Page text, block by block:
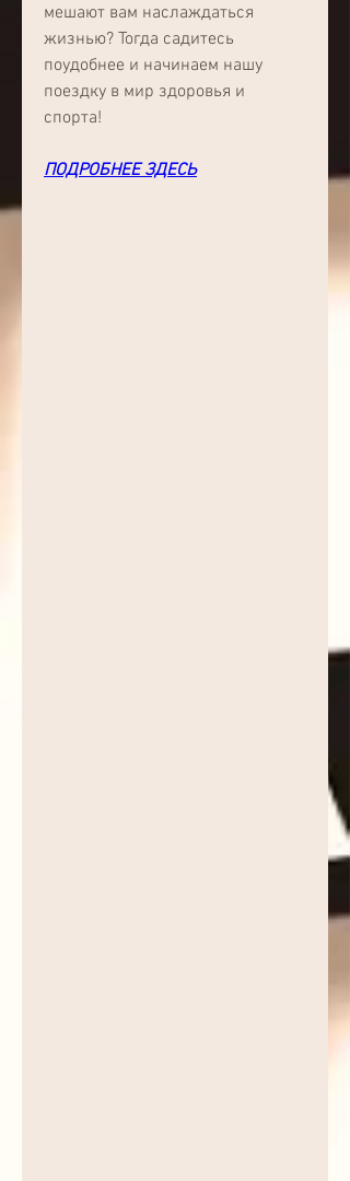
мешают вам наслаждаться
жизнью? Тогда садитесь
поудобнее и начинаем нашу
поездку в мир здоровья и
спорта!
ПОДРОБНЕЕ ЗДЕСЬ